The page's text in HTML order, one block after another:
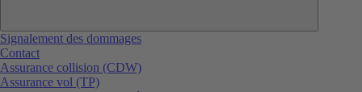
Signalement des dommages
Contact
Assurance collision (CDW)
Assurance vol (TP)